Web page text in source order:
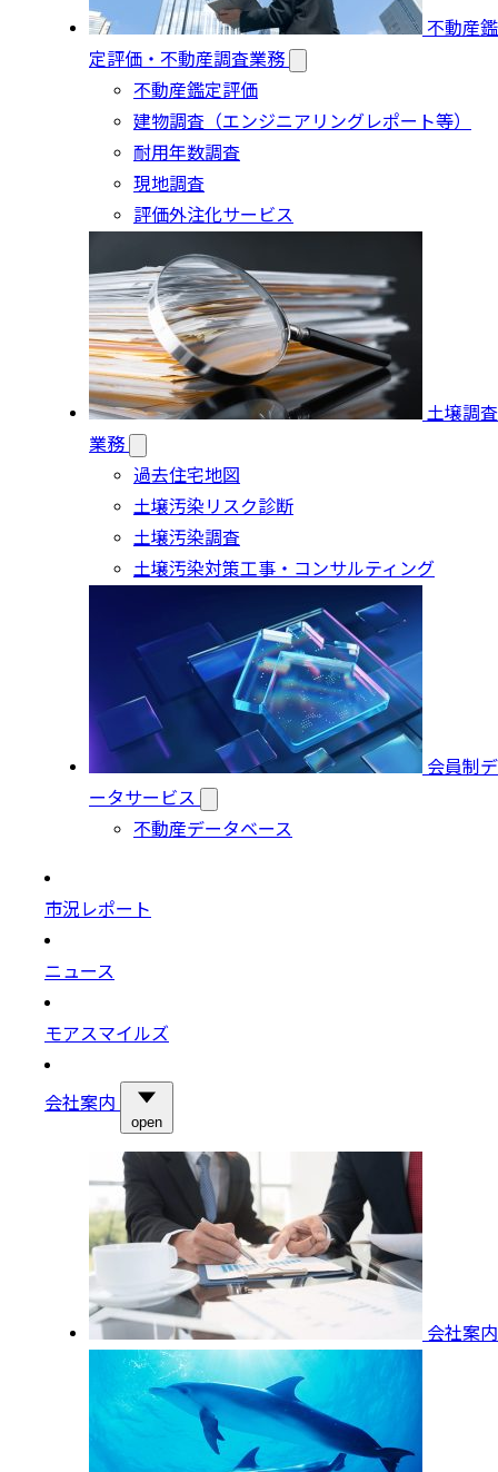
不動産鑑
定評価・不動産調査業務
不動産鑑定評価
建物調査（エンジニアリングレポート等）
耐用年数調査
現地調査
評価外注化サービス
土壌調査
業務
過去住宅地図
土壌汚染リスク診断
土壌汚染調査
土壌汚染対策工事・コンサルティング
会員制デ
ータサービス
不動産データベース
市況レポート
ニュース
モアスマイルズ
会社案内
open
会社案内